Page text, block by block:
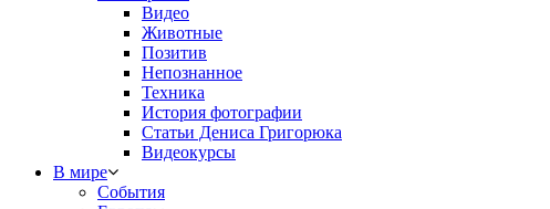
Видео
Животные
Позитив
Непознанное
Техника
История фотографии
Статьи Дениса Григорюка
Видеокурсы
В мире
События